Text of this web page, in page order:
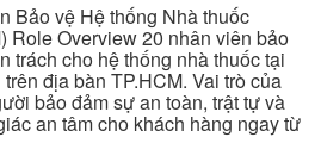
Bảo vệ Hệ thống Nhà thuốc
Role Overview 20 nhân viên bảo
trách cho hệ thống nhà thuốc tại
địa bàn TP.HCM. Vai trò của
bảo đảm sự an toàn, trật tự và
an tâm cho khách hàng ngay từ